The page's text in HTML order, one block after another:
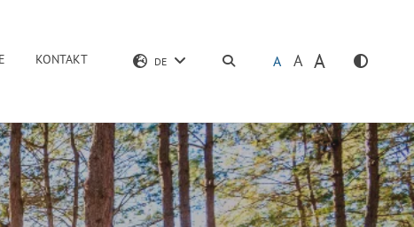
KONTAKT DE SUCHENA A A